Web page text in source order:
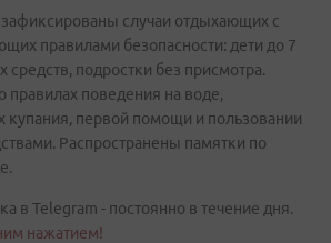
случаи отдыхающих с
правилами безопасности: дети до 7
средств, подростки без присмотра.
поведения на воде,
купания, первой помощи и пользовании
Распространены памятки по
в Telegram - постоянно в течение дня.
нажатием!